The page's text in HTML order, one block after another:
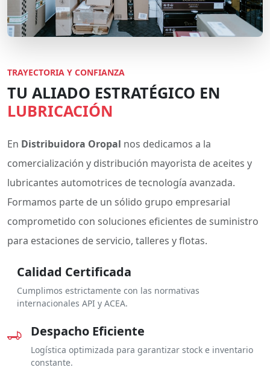
TRAYECTORIA Y CONFIANZA
TU ALIADO ESTRATÉGICO EN
LUBRICACIÓN
En Distribuidora Oropal nos dedicamos a la
comercialización y distribución mayorista de aceites y
lubricantes automotrices de tecnología avanzada.
Formamos parte de un sólido grupo empresarial
comprometido con soluciones eficientes de suministro
para estaciones de servicio, talleres y flotas.
Calidad Certificada
Cumplimos estrictamente con las normativas
internacionales API y ACEA.
Despacho Eficiente
Logística optimizada para garantizar stock e inventario
constante.